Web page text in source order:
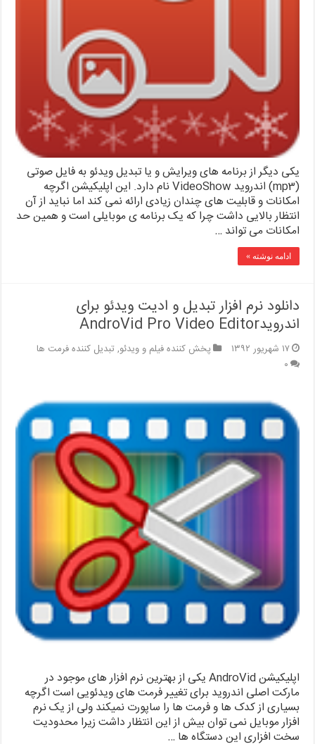
یکی دیگر از برنامه های ویرایش و یا تبدیل ویدئو به فایل صوتی
(mp3) اندروید VideoShow نام دارد. این اپلیکیشن اگرچه
امکانات و قابلیت های چندان زیادی ارائه نمی کند اما نباید از آن
انتظار بالایی داشت چرا که یک برنامه ی موبایلی است و همین حد
امکانات می تواند …
ادامه نوشته »
دانلود نرم افزار تبدیل و ادیت ویدئو برای
اندرویدAndroVid Pro Video Editor
۱۷ شهریور ۱۳۹۲ پخش کننده فیلم و ویدئو,تبدیل کننده فرمت ها
۰
اپلیکیشن AndroVid یکی از بهترین نرم افزار های موجود در
مارکت اصلی اندروید برای تغییر فرمت های ویدئویی است اگرچه
بسیاری از کدک ها و فرمت ها را ساپورت نمیکند ولی از یک نرم
افزار موبایل نمی توان بیش از این انتظار داشت زیرا محدودیت
سخت افزاری این دستگاه ها …